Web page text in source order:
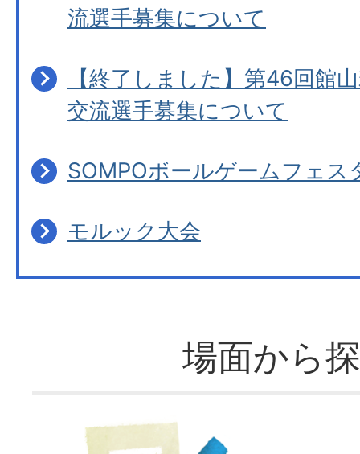
流選手募集について
【終了しました】第46回館
交流選手募集について
SOMPOボールゲームフェス
モルック大会
場面から